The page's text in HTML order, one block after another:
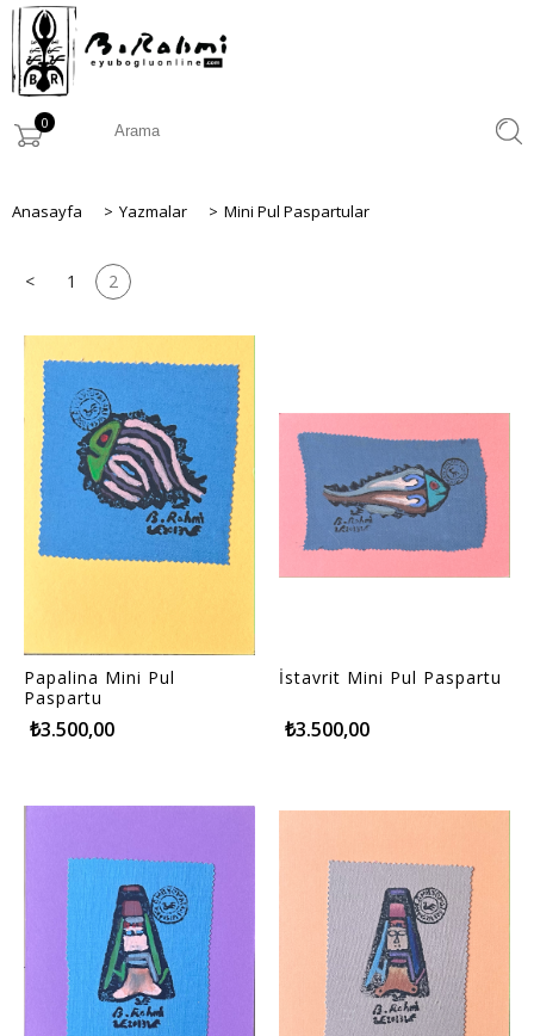
0
Anasayfa > Yazmalar > Mini Pul Paspartular
< 1 2
Papalina Mini Pul
Paspartu
₺3.500,00
İstavrit Mini Pul Paspartu
₺3.500,00